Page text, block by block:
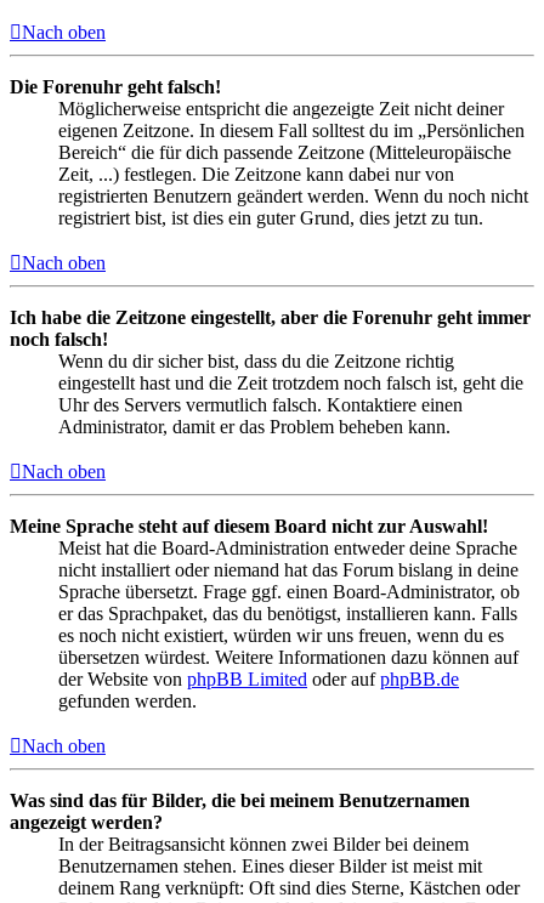
Nach oben
Die Forenuhr geht falsch!
Möglicherweise entspricht die angezeigte Zeit nicht deiner
eigenen Zeitzone. In diesem Fall solltest du im „Persönlichen
Bereich“ die für dich passende Zeitzone (Mitteleuropäische
Zeit, ...) festlegen. Die Zeitzone kann dabei nur von
registrierten Benutzern geändert werden. Wenn du noch nicht
registriert bist, ist dies ein guter Grund, dies jetzt zu tun.
Nach oben
Ich habe die Zeitzone eingestellt, aber die Forenuhr geht immer
noch falsch!
Wenn du dir sicher bist, dass du die Zeitzone richtig
eingestellt hast und die Zeit trotzdem noch falsch ist, geht die
Uhr des Servers vermutlich falsch. Kontaktiere einen
Administrator, damit er das Problem beheben kann.
Nach oben
Meine Sprache steht auf diesem Board nicht zur Auswahl!
Meist hat die Board-Administration entweder deine Sprache
nicht installiert oder niemand hat das Forum bislang in deine
Sprache übersetzt. Frage ggf. einen Board-Administrator, ob
er das Sprachpaket, das du benötigst, installieren kann. Falls
es noch nicht existiert, würden wir uns freuen, wenn du es
übersetzen würdest. Weitere Informationen dazu können auf
der Website von phpBB Limited oder aufphpBB.de
gefunden werden.
Nach oben
Was sind das für Bilder, die bei meinem Benutzernamen
angezeigt werden?
In der Beitragsansicht können zwei Bilder bei deinem
Benutzernamen stehen. Eines dieser Bilder ist meist mit
deinem Rang verknüpft: Oft sind dies Sterne, Kästchen oder